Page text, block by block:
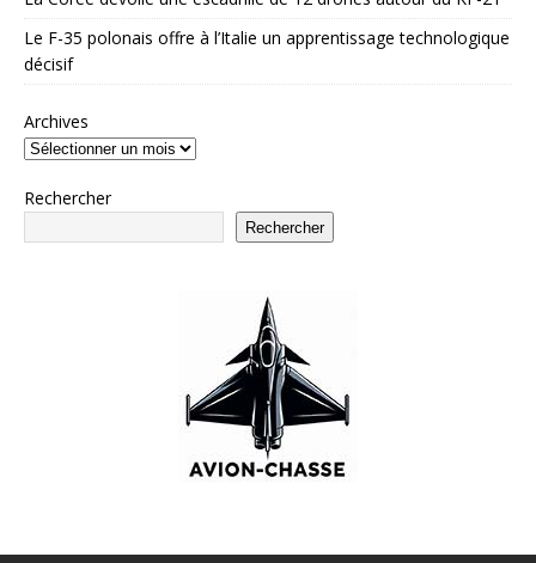
Le F-35 polonais offre à l’Italie un apprentissage technologique
décisif
Archives
Rechercher
Rechercher